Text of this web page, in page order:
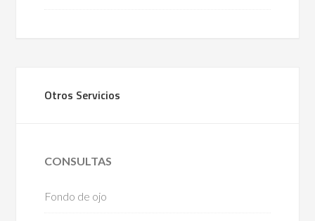
Otros Servicios
CONSULTAS
Fondo de ojo